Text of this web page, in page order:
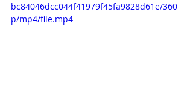
bc84046dcc044f41979f45fa9828d61e/360
p/mp4/file.mp4